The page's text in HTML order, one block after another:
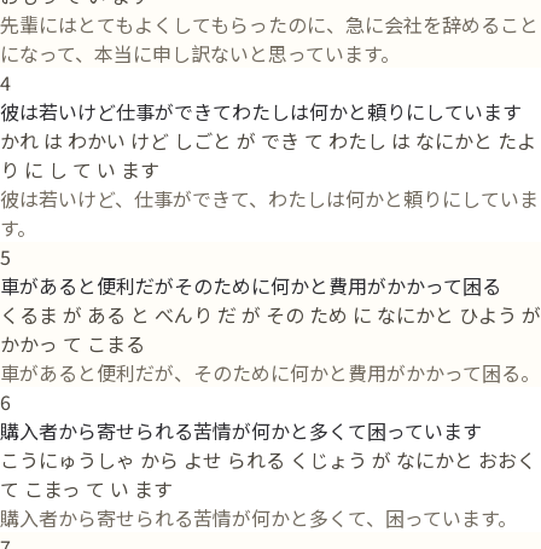
先輩にはとてもよくしてもらったのに、急に会社を辞めること
になって、本当に申し訳ないと思っています。
4
彼は若いけど仕事ができてわたしは何かと頼りにしています
かれ は わかい けど しごと が でき て わたし は なにかと たよ
り に し て い ます
彼は若いけど、仕事ができて、わたしは何かと頼りにしていま
す。
5
車があると便利だがそのために何かと費用がかかって困る
くるま が ある と べんり だ が その ため に なにかと ひよう が
かかっ て こまる
車があると便利だが、そのために何かと費用がかかって困る。
6
購入者から寄せられる苦情が何かと多くて困っています
こうにゅうしゃ から よせ られる くじょう が なにかと おおく
て こまっ て い ます
購入者から寄せられる苦情が何かと多くて、困っています。